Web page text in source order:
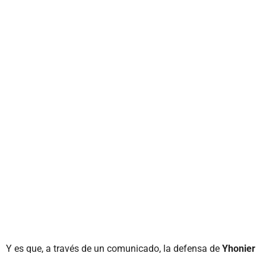
Y es que, a través de un comunicado, la defensa de Yhonier